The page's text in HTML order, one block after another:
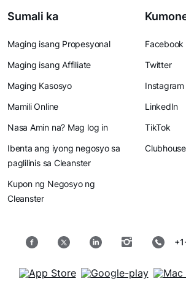
Sumali ka
Maging isang Propesyonal
Maging isang Affiliate
Maging Kasosyo
Mamili Online
Nasa Amin na? Mag log in
Ibenta ang iyong negosyo sa
paglilinis sa Cleanster
Kupon ng Negosyo ng
Cleanster
Facebook
Twitter
Instagram
LinkedIn
TikTok
Clubhouse